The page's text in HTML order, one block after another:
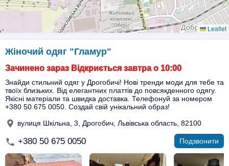
Leaflet
Жіночий одяг "Гламур"
Зачинено зараз Відкриється завтра о 10:00
Знайди стильний одяг у Дрогобичі! Нові тренди моди для тебе та
твоїх близьких. Від елегантних платтів до повсякденного одягу.
Якісні матеріали та швидка доставка. Телефонуй за номером
+380 50 675 0050. Создай свій унікальний образ!
вулиця Шкільна, 3, Дрогобич, Львівська область, 82100
+380 50 675 0050 Подзвонити